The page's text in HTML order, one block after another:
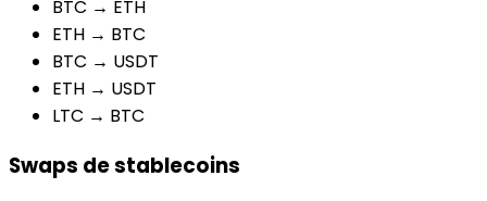
BTC → ETH
ETH → BTC
BTC → USDT
ETH → USDT
LTC → BTC
Swaps de stablecoins